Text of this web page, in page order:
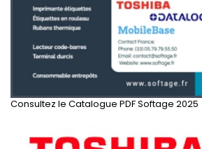
Consultez le Catalogue PDF Softage 2025